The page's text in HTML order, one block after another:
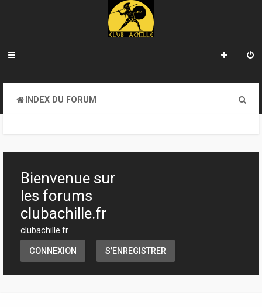
INDEX DU FORUM
h
Bienvenue sur
les forums
clubachille.fr
clubachille.fr
CONNEXION S’ENREGISTRER